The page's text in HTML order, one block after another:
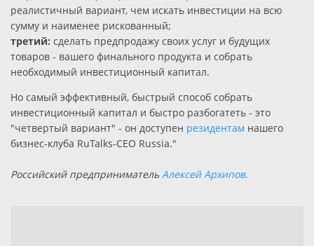
реалистичный вариант, чем искать инвестиции на всю
сумму и наименее рискованный;
третий: сделать предпродажу своих услуг и будущих
товаров - вашего финального продукта и собрать
необходимый инвестиционный капитал.
Но самый эффективный, быстрый способ собрать
инвестиционный капитал и быстро разбогатеть - это
"четвертый вариант" - он доступен резидентам нашего
бизнес-клуба RuTalks-CEO Russia."
Российский предприниматель Алексей Архипов.